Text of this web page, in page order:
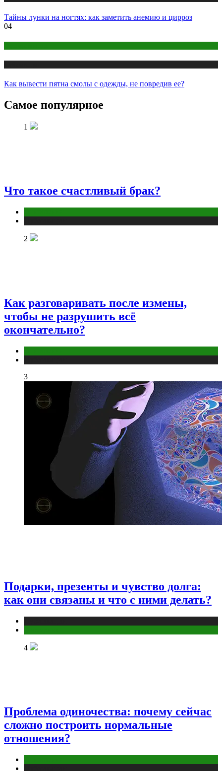
Тайны лунки на ногтях: как заметить анемию и цирроз
04
Как вывести пятна смолы с одежды, не повредив ее?
Самое популярное
1
Что такое счастливый брак?
2
Как разговаривать после измены,
чтобы не разрушить всё
окончательно?
3
Подарки, презенты и чувство долга:
как они связаны и что с ними делать?
4
Проблема одиночества: почему сейчас
сложно построить нормальные
отношения?